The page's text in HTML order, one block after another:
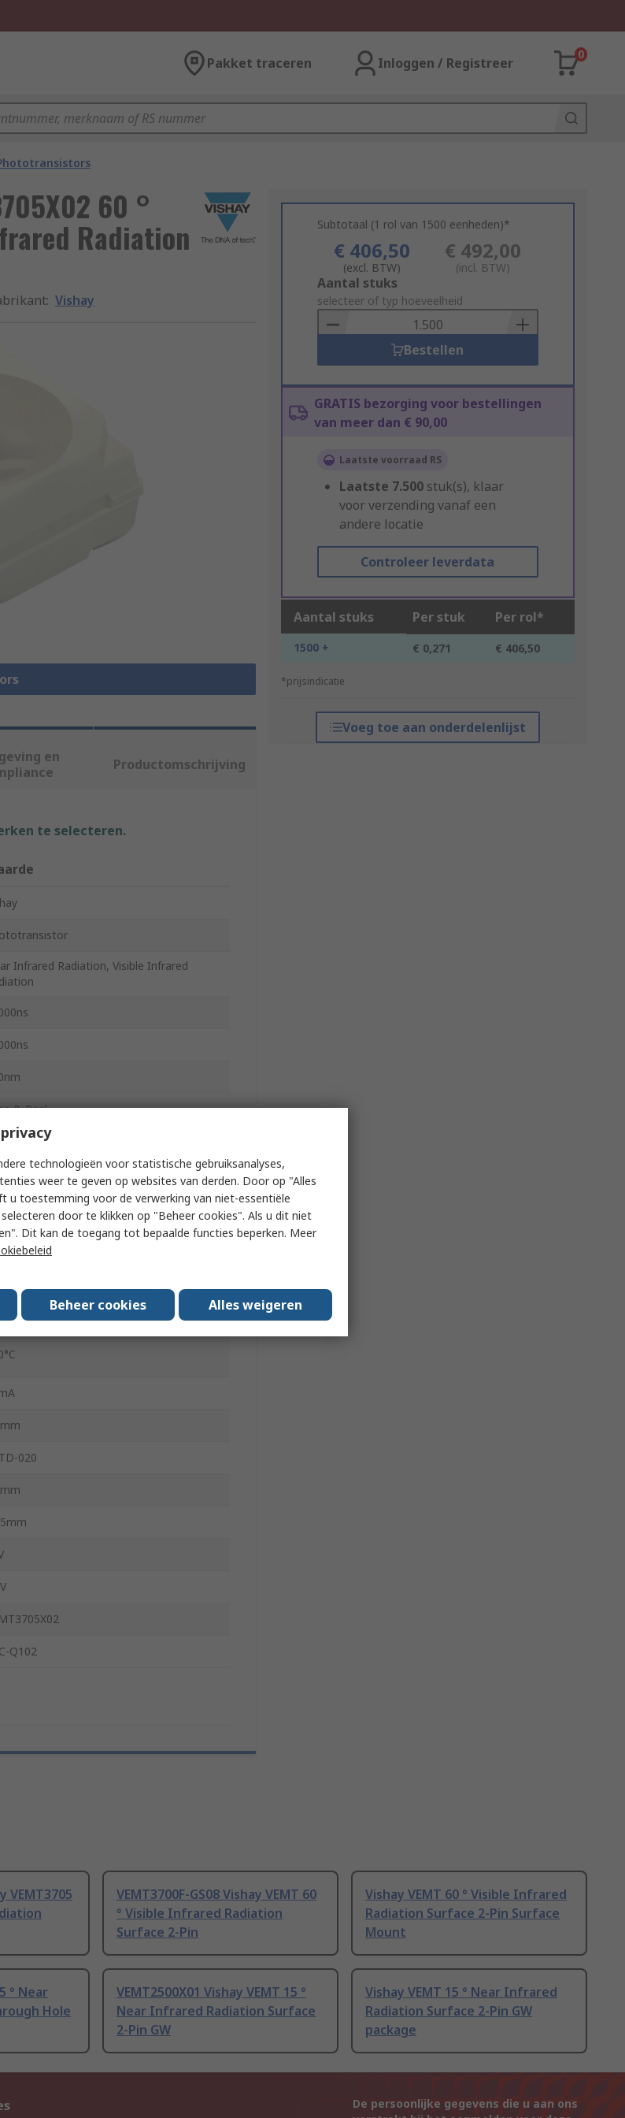
Pakket traceren Inloggen / Registreer
0
60 °
Radiation
: Vishay
Subtotaal (1 rol van 1500 eenheden)*
€ 406,50
(excl. BTW)
€ 492,00
(incl. BTW)
Add
to
Basket
Aantal stuks
selecteer of typ hoeveelheid
Bestellen
GRATIS bezorging voor bestellingen
van meer dan € 90,00
Laatste voorraad RS
Laatste 7.500 stuk(s), klaar
voor verzending vanaf een
andere locatie
Controleer leverdata
Aantal stuks Per stuk Per rol*
1500 + € 0,271 € 406,50
*prijsindicatie
Voeg toe aan onderdelenlijst
en
Productomschrijving
te selecteren.
Infrared Radiation, Visible Infrared
& Reel
2
020
Q102
VEMT3705
VEMT3700F-GS08 Vishay VEMT 60
° Visible Infrared Radiation
Surface 2-Pin
Vishay VEMT 60 ° Visible Infrared
Radiation Surface 2-Pin Surface
Mount
° Near
Hole
VEMT2500X01 Vishay VEMT 15 °
Near Infrared Radiation Surface
2-Pin GW
Vishay VEMT 15 ° Near Infrared
Radiation Surface 2-Pin GW
package
De persoonlijke gegevens die u aan ons
technologieën voor statistische gebruiksanalyses,
weer te geven op websites van derden. Door op "Alles
u toestemming voor de verwerking van niet-essentiële
door te klikken op "Beheer cookies". Als u dit niet
Dit kan de toegang tot bepaalde functies beperken. Meer
Beheer cookies Alles weigeren